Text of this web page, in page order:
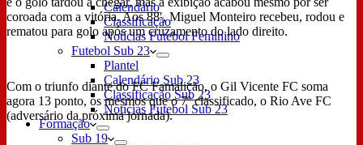
Calendário
Classificação
Notícias Futebol Feminino
Futebol Sub 23
Plantel
Calendário Sub 23
Classificação Sub 23
Notícias Futebol Sub 23
Formação
Sub 19
coroada com a vitória. Aos 88′, Miguel Monteiro recebeu, rodou e
rematou para golo após um cruzamento do lado direito.
Com o triunfo diante do FC Famalicão, o Gil Vicente FC soma
agora 13 ponto, os mesmos que o 7º classificado, o Rio Ave FC
(adversário da próxima jornada).